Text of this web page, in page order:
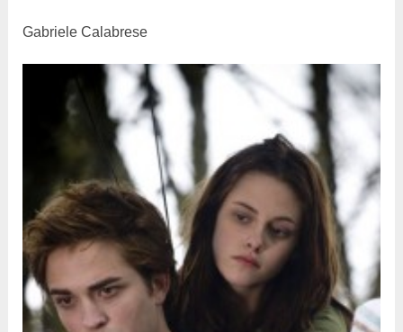
Gabriele Calabrese